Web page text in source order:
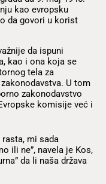
kao evropsku
da govori u korist
da ispuni
kao i ona koja se
tela za
U tom
zakonodavstvo
komisije već i
mi sada
ili ne”, navela je Kos,
da li naša država